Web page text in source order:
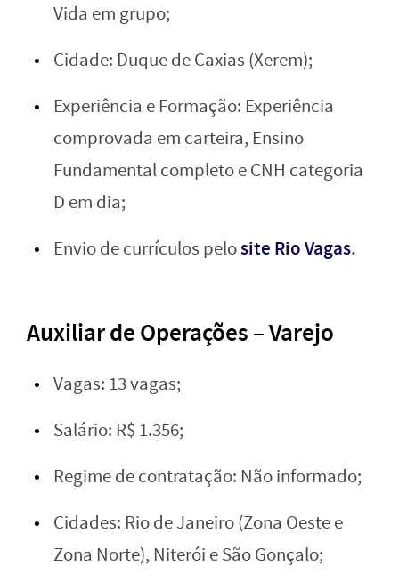
Vida em grupo;
Cidade: Duque de Caxias (Xerem);
Experiência e Formação: Experiência
comprovada em carteira, Ensino
Fundamental completo e CNH categoria
D em dia;
Envio de currículos pelosite Rio Vagas.
Auxiliar de Operações – Varejo
Vagas: 13 vagas;
Salário: R$ 1.356;
Regime de contratação: Não informado;
Cidades: Rio de Janeiro (Zona Oeste e
Zona Norte), Niterói e São Gonçalo;